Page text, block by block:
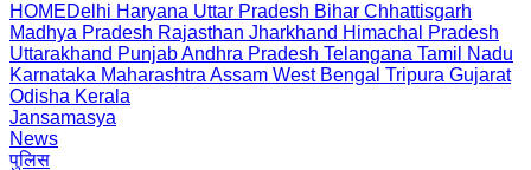
HOMEDelhi Haryana Uttar Pradesh Bihar Chhattisgarh
Madhya Pradesh Rajasthan Jharkhand Himachal Pradesh
Uttarakhand PunjabAndhra Pradesh Telangana Tamil Nadu
Karnataka Maharashtra Assam West Bengal Tripura Gujarat
Odisha Kerala
Jansamasya
News
पुलिस